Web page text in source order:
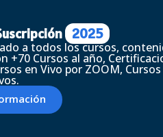
2025
a todos los cursos,
+70 Cursos al año,
en Vivo por ZOOM, Cursos